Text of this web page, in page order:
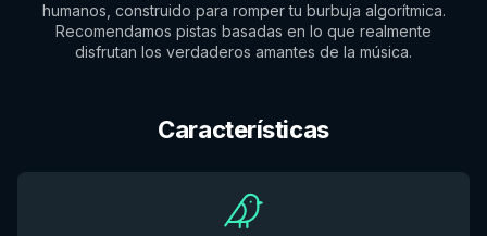
humanos, construido para romper tu burbuja algorítmica.
Recomendamos pistas basadas en lo que realmente
disfrutan los verdaderos amantes de la música.
Características